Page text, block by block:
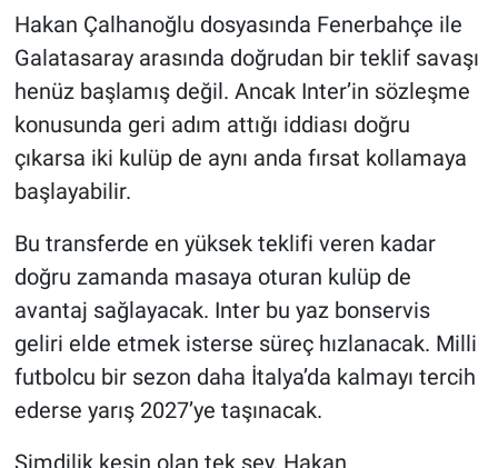
Hakan Çalhanoğlu dosyasında Fenerbahçe ile
Galatasaray arasında doğrudan bir teklif savaşı
henüz başlamış değil. Ancak Inter’in sözleşme
konusunda geri adım attığı iddiası doğru
çıkarsa iki kulüp de aynı anda fırsat kollamaya
başlayabilir.
Bu transferde en yüksek teklifi veren kadar
doğru zamanda masaya oturan kulüp de
avantaj sağlayacak. Inter bu yaz bonservis
geliri elde etmek isterse süreç hızlanacak. Milli
futbolcu bir sezon daha İtalya’da kalmayı tercih
ederse yarış 2027’ye taşınacak.
Şimdilik kesin olan tek şey, Hakan